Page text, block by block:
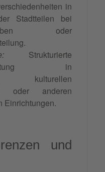
in
Stadtteilen bei
oder
Strukturierte
in
kulturellen
oder anderen
Einrichtungen.
und